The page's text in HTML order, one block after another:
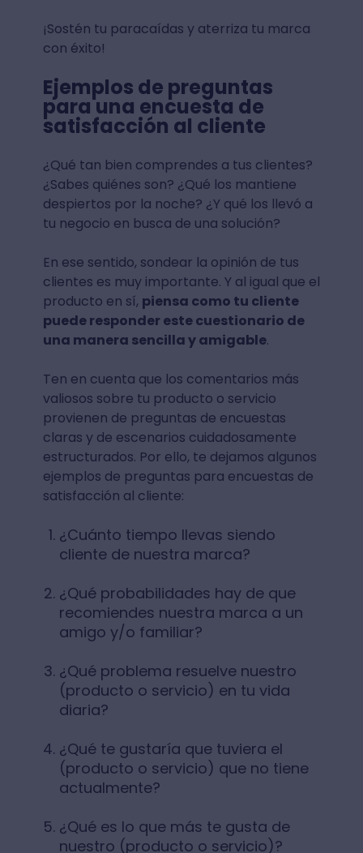
¡Sostén tu paracaídas y aterriza tu marca
con éxito!
Ejemplos de preguntas
para una encuesta de
satisfacción al cliente
¿Qué tan bien comprendes a tus clientes?
¿Sabes quiénes son? ¿Qué los mantiene
despiertos por la noche? ¿Y qué los llevó a
tu negocio en busca de una solución?
En ese sentido, sondear la opinión de tus
clientes es muy importante. Y al igual que el
producto en sí, piensa como tu cliente
puede responder este cuestionario de
una manera sencilla y amigable.
Ten en cuenta que los comentarios más
valiosos sobre tu producto o servicio
provienen de preguntas de encuestas
claras y de escenarios cuidadosamente
estructurados. Por ello, te dejamos algunos
ejemplos de preguntas para encuestas de
satisfacción al cliente:
¿Cuánto tiempo llevas siendo
cliente de nuestra marca?
¿Qué probabilidades hay de que
recomiendes nuestra marca a un
amigo y/o familiar?
¿Qué problema resuelve nuestro
(producto o servicio) en tu vida
diaria?
¿Qué te gustaría que tuviera el
(producto o servicio) que no tiene
actualmente?
¿Qué es lo que más te gusta de
nuestro (producto o servicio)?